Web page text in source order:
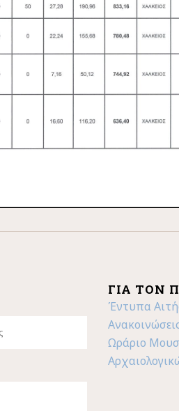
ΓΙΑ ΤΟΝ
Έντυπα
Ωράριο